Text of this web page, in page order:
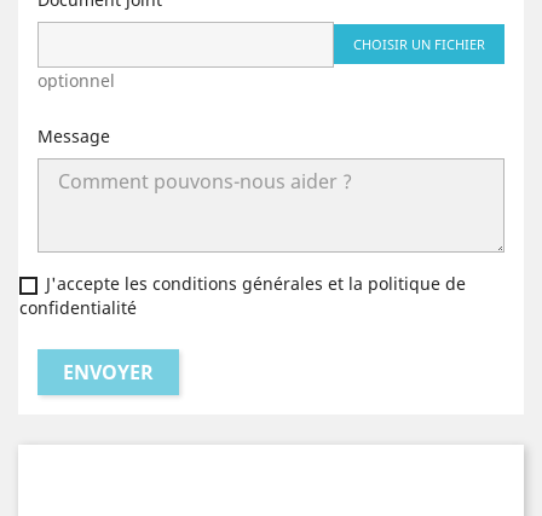
CHOISIR UN FICHIER
optionnel
Message
J'accepte les conditions générales et la politique de
confidentialité